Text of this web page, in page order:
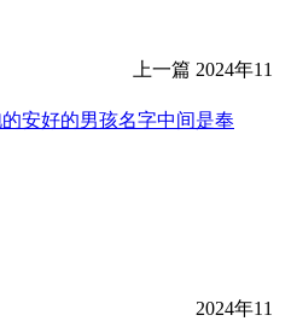
上一篇 2024年11
安好的男孩名字中间是奉
2024年11